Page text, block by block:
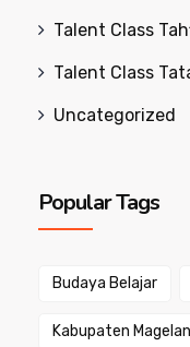
Talent Class
Talent Class
Uncategorized
Popular Tags
Budaya Belajar
Kabupaten